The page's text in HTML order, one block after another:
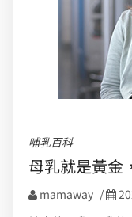
哺乳百科
母乳就是黃金
mamaway /